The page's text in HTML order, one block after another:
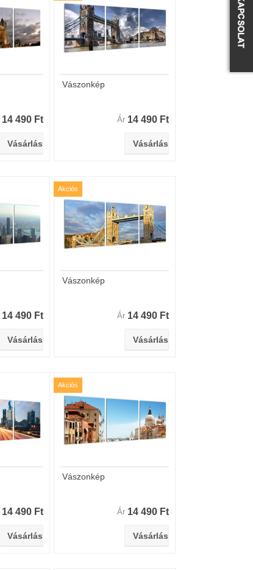
14 490 Ft
Vászonkép
Ár 14 490 Ft
14 490 Ft
Vászonkép
Ár 14 490 Ft
Akciós
14 490 Ft
Vászonkép
Ár 14 490 Ft
Akciós